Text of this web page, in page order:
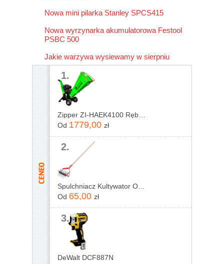
1.
Od 1779,00 zł
2.
Od 65,00 zł
3.
DeWalt DCF887N
Nowa mini pilarka Stanley SPCS415
Nowa wyrzynarka akumulatorowa Festool
PSBC 500
Jakie warzywa wysiewamy w sierpniu